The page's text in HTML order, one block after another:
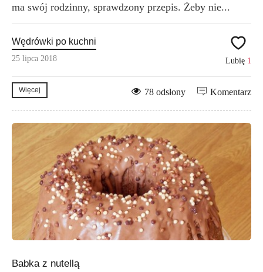
ma swój rodzinny, sprawdzony przepis. Żeby nie...
Wędrówki po kuchni
25 lipca 2018 Lubię 1
Więcej Komentarz
78 odsłony
Babka z nutellą